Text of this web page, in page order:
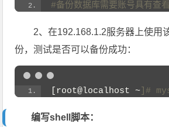
#备份数据库需要账号具有查
2、在192.168.1.2服务器上使用
份，测试是否可以备份成功：
[root@localhost ~ ]#
编写shell脚本：